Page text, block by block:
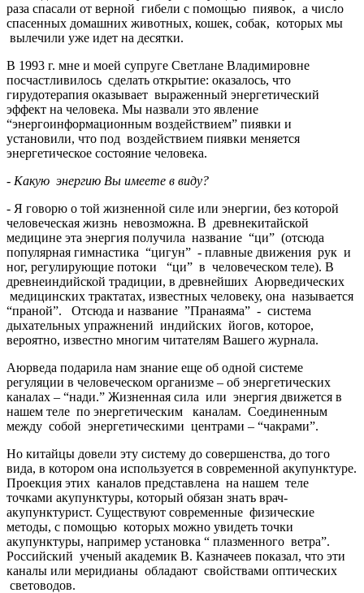
раза спасали от верной гибели с помощью пиявок, а число
спасенных домашних животных, кошек, собак, которых мы
вылечили уже идет на десятки.
В 1993 г. мне и моей супруге Светлане Владимировне
посчастливилось сделать открытие: оказалось, что
гирудотерапия оказывает выраженный энергетический
эффект на человека. Мы назвали это явление
“энергоинформационным воздействием” пиявки и
установили, что под воздействием пиявки меняется
энергетическое состояние человека.
- Какую энергию Вы имеете в виду?
- Я говорю о той жизненной силе или энергии, без которой
человеческая жизнь невозможна. В древнекитайской
медицине эта энергия получила название “ци” (отсюда
популярная гимнастика “цигун” - плавные движения рук и
ног, регулирующие потоки “ци” в человеческом теле). В
древнеиндийской традиции, в древнейших Аюрведических
медицинских трактатах, известных человеку, она называется
“праной”. Отсюда и название ”Пранаяма” - система
дыхательных упражнений индийских йогов, которое,
вероятно, известно многим читателям Вашего журнала.
Аюрведа подарила нам знание еще об одной системе
регуляции в человеческом организме – об энергетических
каналах – “нади.” Жизненная сила или энергия движется в
нашем теле по энергетическим каналам. Соединенным
между собой энергетическими центрами – “чакрами”.
Но китайцы довели эту систему до совершенства, до того
вида, в котором она используется в современной акупунктуре.
Проекция этих каналов представлена на нашем теле
точками акупунктуры, который обязан знать врач-
акупунктурист. Существуют современные физические
методы, с помощью которых можно увидеть точки
акупунктуры, например установка “ плазменного ветра”.
Российский ученый академик В. Казначеев показал, что эти
каналы или меридианы обладают свойствами оптических
световодов.